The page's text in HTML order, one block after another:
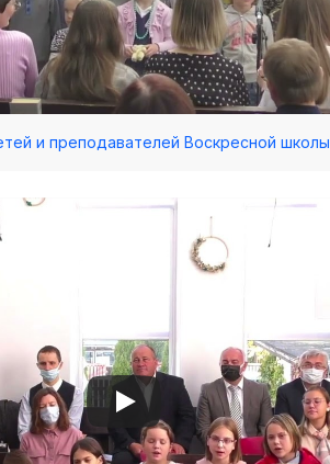
и преподавателей Воскресной школы